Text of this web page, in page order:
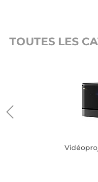
TOUTES LES